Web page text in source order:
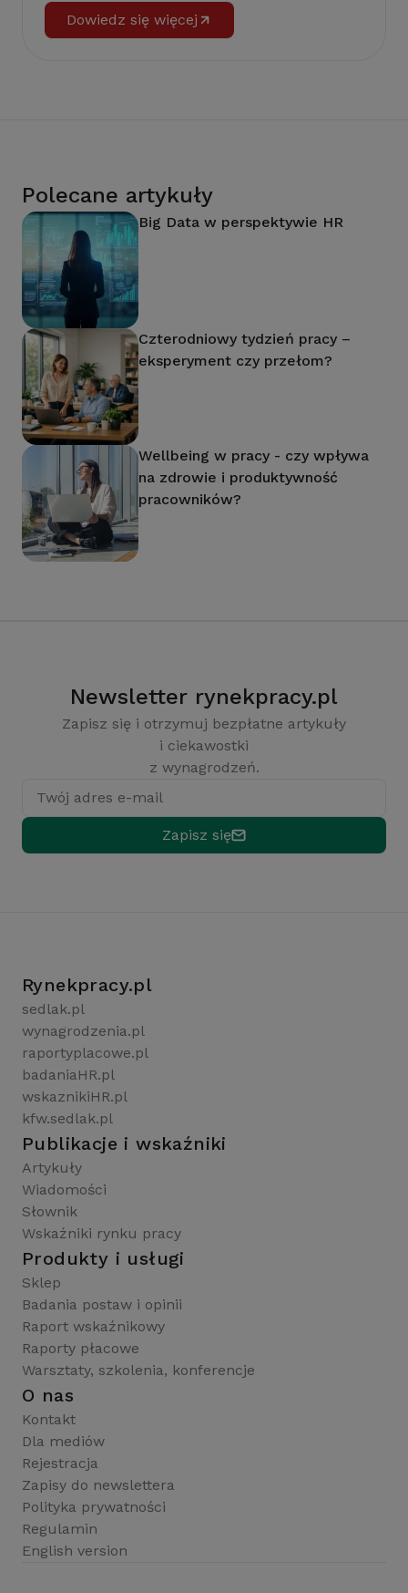
Dowiedz się więcej
Polecane artykuły
Big Data w perspektywie HR
Czterodniowy tydzień pracy –
eksperyment czy przełom?
Wellbeing w pracy - czy wpływa
na zdrowie i produktywność
pracowników?
Newsletter rynekpracy.pl
Zapisz się i otrzymuj bezpłatne artykuły
i ciekawostki
z wynagrodzeń.
Twój adres e-mail
Zapisz się
Rynekpracy.pl
sedlak.pl
wynagrodzenia.pl
raportyplacowe.pl
badaniaHR.pl
wskaznikiHR.pl
kfw.sedlak.pl
Publikacje i wskaźniki
Artykuły
Wiadomości
Słownik
Wskaźniki rynku pracy
Produkty i usługi
Sklep
Badania postaw i opinii
Raport wskaźnikowy
Raporty płacowe
Warsztaty, szkolenia, konferencje
O nas
Kontakt
Dla mediów
Rejestracja
Zapisy do newslettera
Polityka prywatności
Regulamin
English version